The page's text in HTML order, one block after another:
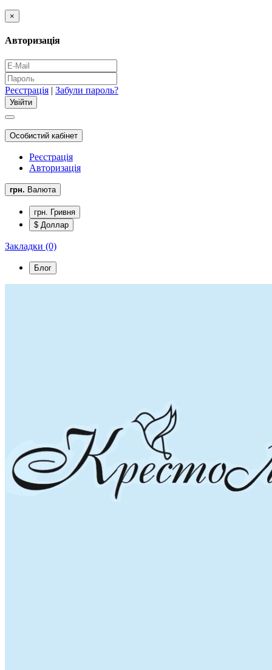
×
Авторизація
Реєстрація | Забули пароль?
Особистий кабінет
Реєстрація
Авторизація
грн. Валюта
грн. Гривня
$ Доллар
Закладки (0)
Блог